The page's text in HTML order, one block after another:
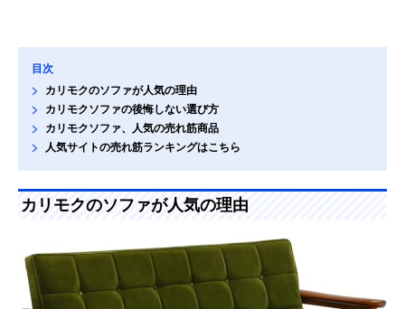
目次
カリモクのソファが人気の理由
カリモクソファの後悔しない選び方
カリモクソファ、人気の売れ筋商品
人気サイトの売れ筋ランキングはこちら
カリモクのソファが人気の理由